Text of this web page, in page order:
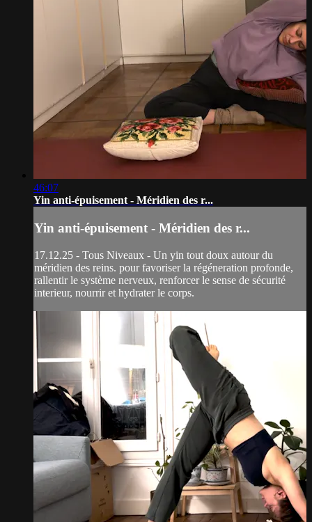
46:07
Yin anti-épuisement - Méridien des r...
Yin anti-épuisement - Méridien des r...
17.12.25 - Tous Niveaux - Un yin tout doux autour du
méridien des reins. pour favoriser la régéneration profonde,
rallentir le système nerveux, renforcer le sense de sécurité
interieur, nourrir et hydrater le corps.